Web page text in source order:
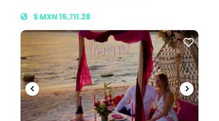
$ MXN 15,711.28